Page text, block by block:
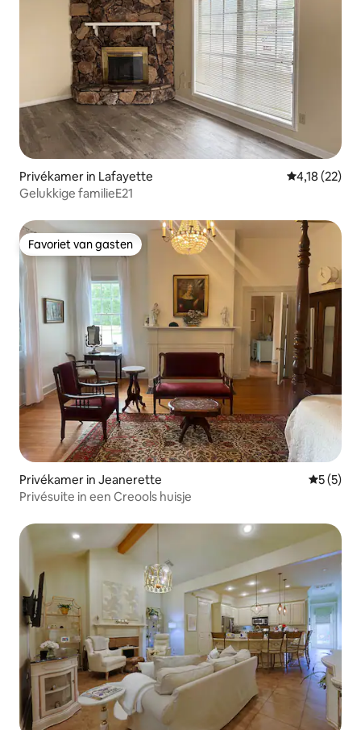
Privékamer in Lafayette Gemiddelde
4,18 (22)
Gelukkige familieE21
Favoriet van gasten
Favoriet van gasten
Privékamer in Jeanerette
5 (5)
Privésuite in een Creools huisje